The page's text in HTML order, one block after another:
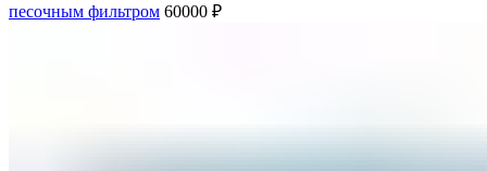
песочным фильтром 60000 ₽